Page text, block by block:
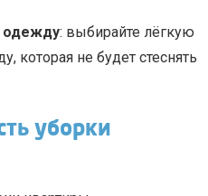
одежду: выбирайте лёгкую
которая не будет стеснять
уборки